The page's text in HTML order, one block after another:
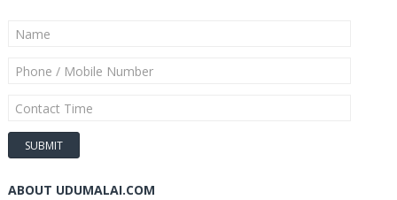
ABOUT UDUMALAI.COM